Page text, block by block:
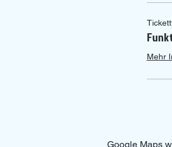
Mehr
Google Maps